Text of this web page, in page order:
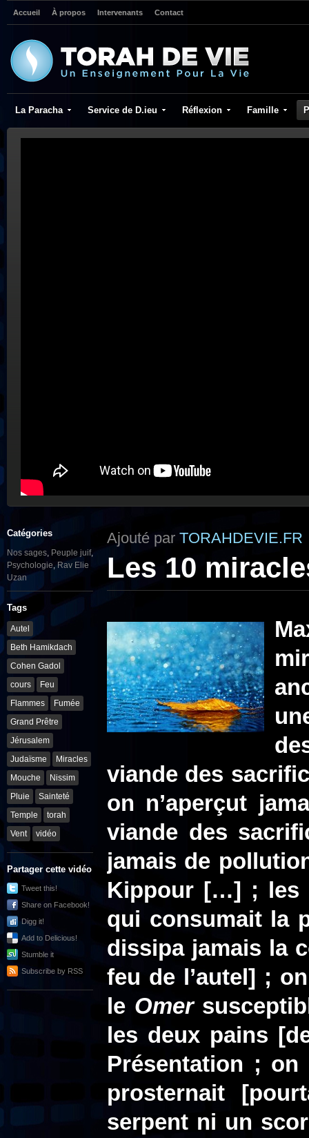
Accueil À propos Intervenants Contact
La Paracha Service de D.ieu Réflexion Famille
Catégories
Nos sages, Peuple juif,
Psychologie, Rav Elie
Uzan
Tags
Autel
Beth Hamikdach
Cohen Gadol
cours
Feu
Flammes
Fumée
Grand Prêtre
Jérusalem
Judaïsme
Miracles
Mouche
Nissim
Pluie
Sainteté
Temple
torah
Vent
vidéo
Partager cette vidéo
Tweet this!
Share on Facebook!
Digg it!
Add to Delicious!
Stumble it
Subscribe by RSS
Ajouté par TORAHDEVIE.FR
Les 10
viande des
on n’aperçut
viande des
jamais de
Kippour […]
; les
qui consumait la
dissipa jamais la
feu de l’autel] ;
le Omer
les deux pains
Présentation ; on
prosternait
serpent ni un